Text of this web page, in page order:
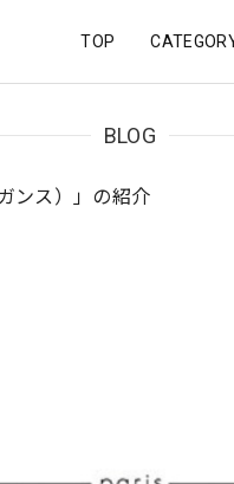
TOP
BLOG
ンス）」の紹介